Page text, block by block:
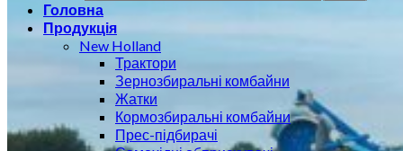
Головна
Продукція
New Holland
Трактори
Зернозбиральні комбайни
Жатки
Кормозбиральні комбайни
Прес-підбирачі